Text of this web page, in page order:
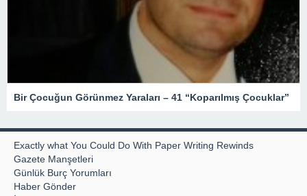
Bir Çocuğun Görünmez Yaraları – 41 “Koparılmış Çocuklar”
Exactly what You Could Do With Paper Writing Rewinds
Gazete Manşetleri
Günlük Burç Yorumları
Haber Gönder